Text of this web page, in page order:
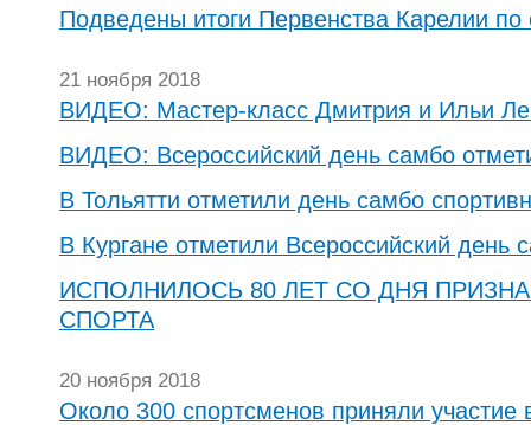
Подведены итоги Первенства Карелии по
21 ноября 2018
ВИДЕО: Мастер-класс Дмитрия и Ильи
ВИДЕО: Всероссийский день самбо
В Тольятти отметили день самбо
В Кургане отметили Всероссийский день
ИСПОЛНИЛОСЬ 80 ЛЕТ СО ДНЯ
СПОРТА
20 ноября 2018
Около 300 спортсменов приняли участие